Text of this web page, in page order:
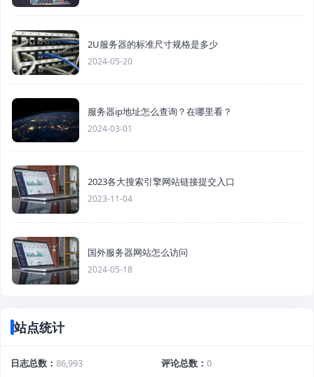
2U服务器的标准尺寸规格是多少
2024-05-20
服务器ip地址怎么查询？在哪里看？
2024-03-01
2023各大搜索引擎网站链接提交入口
2023-11-04
国外服务器网站怎么访问
2024-05-18
站点统计
日志总数 86,993 评论总数
0